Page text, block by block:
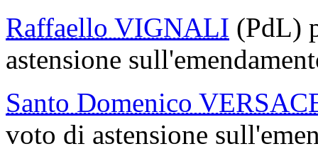
Raffaello VIGNALI (PdL)
astensione
Santo Domenico
voto di astensione